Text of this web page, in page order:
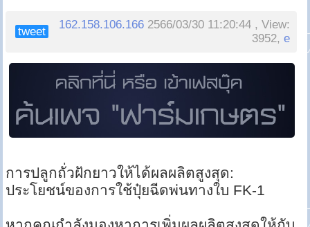
tweet
162.158.106.166 2566/03/30 11:20:44 , View:
3952,e
การปลูกถั่วฝักยาวให้ได้ผลผลิตสูงสุด:
ประโยชน์ของการใช้ปุ๋ยฉีดพ่นทางใบ FK-1